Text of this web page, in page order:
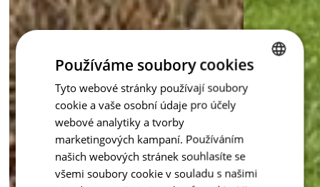
CZECH
Používáme soubory cookies
Tyto webové stránky používají soubory
cookie a vaše osobní údaje pro účely
webové analytiky a tvorby
marketingových kampaní. Používáním
našich webových stránek souhlasíte se
všemi soubory cookie v souladu s našimi